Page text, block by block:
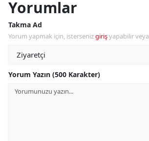
Yorumlar
Takma Ad
Yorum yapmak için, istersenizgirişyapabilir veya
Yorum Yazın (500 Karakter)